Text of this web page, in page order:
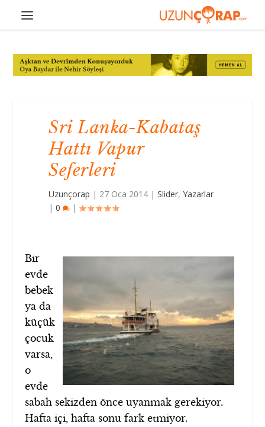
Sri Lanka-Kabataş
Hattı Vapur
Seferleri
Uzunçorap | 27 Oca 2014 |Slider,Yazarlar
|0 |
Bir
evde
bebek
ya da
küçük
çocuk
varsa,
o
evde
sabah sekizden önce uyanmak gerekiyor.
Hafta içi, hafta sonu fark etmiyor.